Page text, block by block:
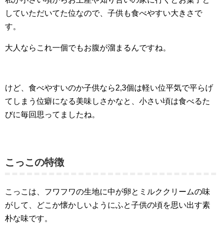
していただいてた位なので、子供も食べやすい大きさで
す。
大人ならこれ一個でもお腹が溜まるんですね。
けど、食べやすいのか子供なら2,3個は軽い位平気で平らげ
てしまう位癖になる美味しさかなと、小さい頃は食べるた
びに毎回思ってましたね。
こっこの特徴
こっこは、フワフワの生地に中が卵とミルククリームの味
がして、どこか懐かしいようにふと子供の頃を思い出す素
朴な味です。